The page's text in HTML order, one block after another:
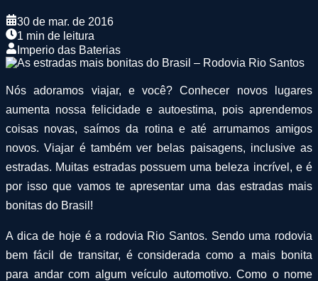
30 de mar. de 2016
1 min de leitura
Imperio das Baterias
Nós adoramos viajar, e você? Conhecer novos lugares
aumenta nossa felicidade e autoestima, pois aprendemos
coisas novas, saímos da rotina e até arrumamos amigos
novos. Viajar é também ver belas paisagens, inclusive as
estradas. Muitas estradas possuem uma beleza incrível, e é
por isso que vamos te apresentar uma das estradas mais
bonitas do Brasil!
A dica de hoje é a rodovia Rio Santos. Sendo uma rodovia
bem fácil de transitar, é considerada como a mais bonita
para andar com algum veículo automotivo. Como o nome